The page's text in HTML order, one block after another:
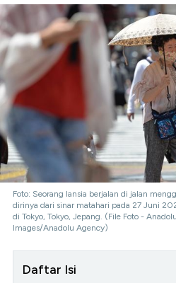
Foto: Seorang lansia berjalan di jalan
dirinya dari sinar matahari pada 27 Juni
di Tokyo, Tokyo, Jepang. (File Foto -
Images/Anadolu Agency)
Daftar Isi